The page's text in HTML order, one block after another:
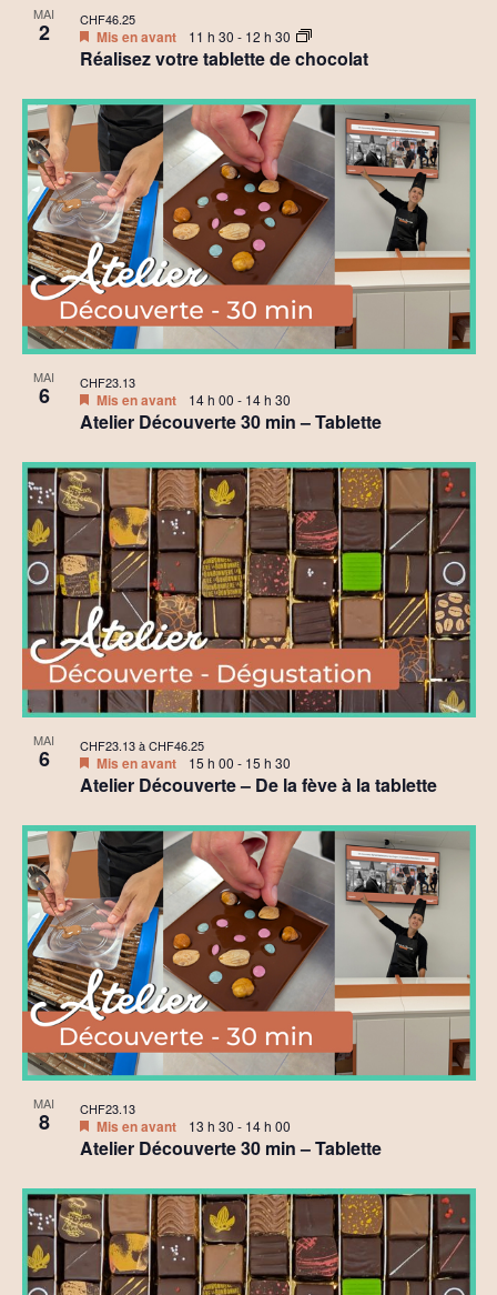
MAI
2
Réalisez votre tablette de chocolat
Mis en avant 11 h 30 - 12 h 30
CHF46.25
MAI
6
Atelier Découverte 30 min – Tablette
Mis en avant 14 h 00 - 14 h 30
CHF23.13
MAI
6
Atelier Découverte – De la fève à la tablette
Mis en avant 15 h 00 - 15 h 30
CHF23.13 à CHF46.25
MAI
8
Atelier Découverte 30 min – Tablette
Mis en avant 13 h 30 - 14 h 00
CHF23.13